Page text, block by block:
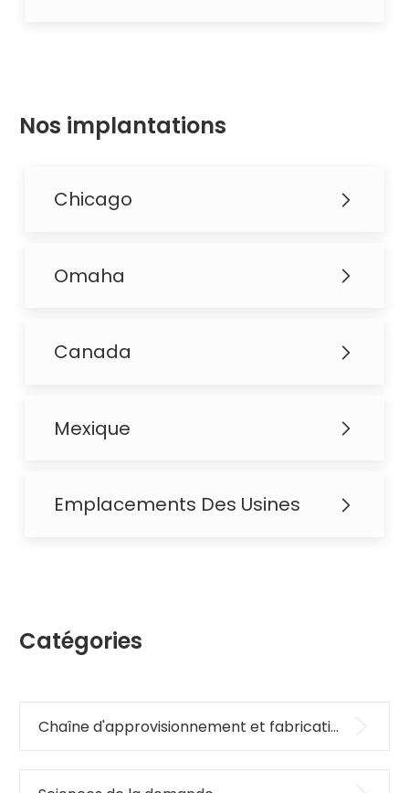
Nos implantations
Chicago
Omaha
Canada
Mexique
Emplacements Des Usines
Catégories
Chaîne d'approvisionnement et fabrication